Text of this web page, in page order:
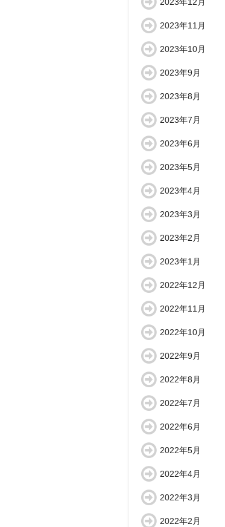
2023年11月
2023年10月
2023年9月
2023年8月
2023年7月
2023年6月
2023年5月
2023年4月
2023年3月
2023年2月
2023年1月
2022年12月
2022年11月
2022年10月
2022年9月
2022年8月
2022年7月
2022年6月
2022年5月
2022年4月
2022年3月
2022年2月